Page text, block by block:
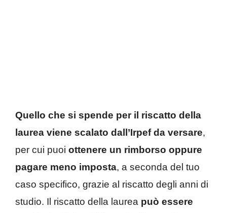
Quello che si spende per il riscatto della
laurea viene scalato dall’Irpef da versare,
per cui puoi ottenere un rimborso oppure
pagare meno imposta, a seconda del tuo
caso specifico, grazie al riscatto degli anni di
studio. Il riscatto della laurea può essere